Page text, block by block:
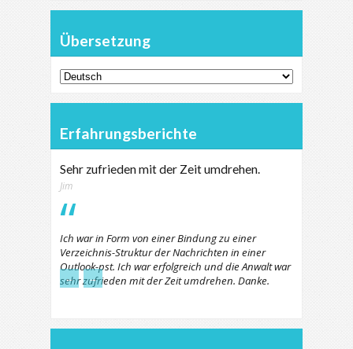
Übersetzung
Erfahrungsberichte
Sehr zufrieden mit der Zeit umdrehen.
Jim
Ich war in Form von einer Bindung zu einer
Verzeichnis-Struktur der Nachrichten in einer
Outlook-pst. Ich war erfolgreich und die Anwalt war
sehr zufrieden mit der Zeit umdrehen. Danke.
← →